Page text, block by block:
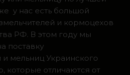
у нас есть большой
и кормоцехов
РФ. В этом году мы
поставку
мельниц Украинского
которые отличаются от